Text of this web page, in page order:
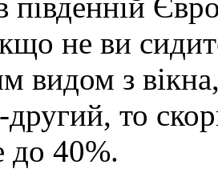
не ви
видом з
другий, то
до 40%.